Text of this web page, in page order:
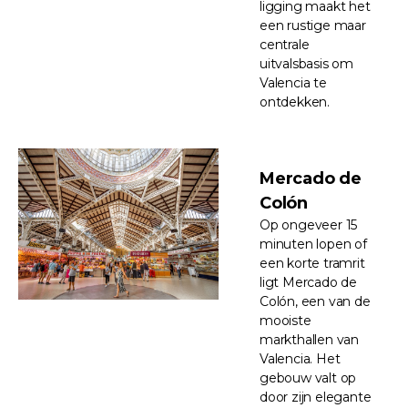
ligging maakt het
een rustige maar
centrale
uitvalsbasis om
Valencia te
ontdekken.
Mercado de
Colón
Op ongeveer 15
minuten lopen of
een korte tramrit
ligt Mercado de
Colón, een van de
mooiste
markthallen van
Valencia. Het
gebouw valt op
door zijn elegante